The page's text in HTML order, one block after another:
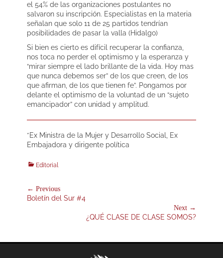
el 54% de las organizaciones postulantes no
salvaron su inscripción. Especialistas en la materia
señalan que solo 11 de 25 partidos tendrían
posibilidades de pasar la valla (Hidalgo)
Si bien es cierto es difícil recuperar la confianza,
nos toca no perder el optimismo y la esperanza y
“mirar siempre el lado brillante de la vida. Hoy mas
que nunca debemos ser” de los que creen, de los
que afirman, de los que tienen fe”. Pongamos por
delante el optimismo de la voluntad de un “sujeto
emancipador” con unidad y amplitud.
*Ex Ministra de la Mujer y Desarrollo Social, Ex
Embajadora y dirigente política
Categories
Editorial
Navegación
de
← Previous
Previous
Boletín del Sur #4
Next →
¿QUÉ CLASE DE CLASE SOMOS?